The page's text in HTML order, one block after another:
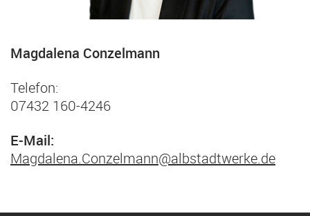
Magdalena Conzelmann
Telefon:
07432 160-4246
E-Mail:
Magdalena.Conzelmann@albstadtwerke.de